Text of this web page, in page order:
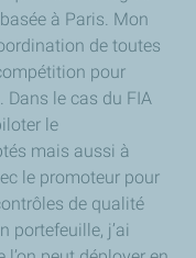
à Paris. Mon
de toutes
pour
Dans le cas du FIA
le
mais aussi à
le promoteur pour
de qualité
portefeuille, j’ai